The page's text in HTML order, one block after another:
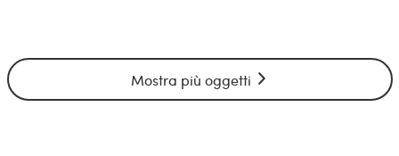
Mostra più oggetti